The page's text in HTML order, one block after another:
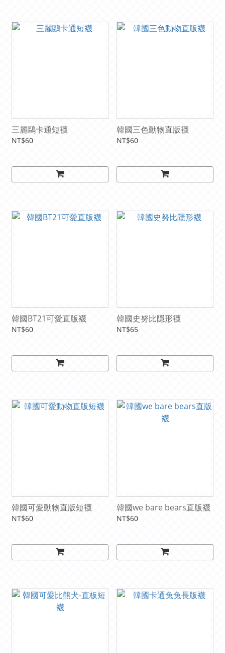
三麗鷗卡通短襪
NT$60
韓國三色動物直版襪
NT$60
韓國BT21可愛直版襪
NT$60
韓國史努比隱形襪
NT$65
韓國可愛動物直版短襪
NT$60
韓國we bare bears直版襪
NT$60